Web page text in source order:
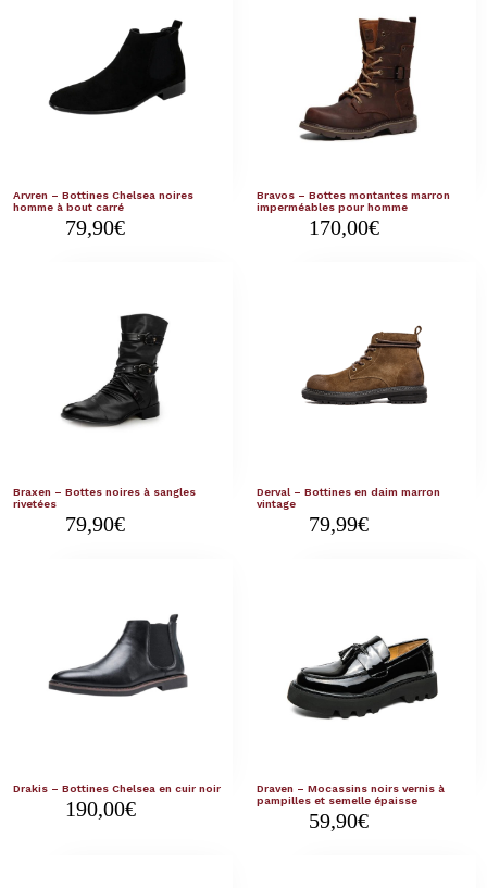
Arvren – Bottines Chelsea noires
homme à bout carré
79,90€
Bravos – Bottes montantes marron
imperméables pour homme
170,00€
Braxen – Bottes noires à sangles
rivetées
79,90€
Derval – Bottines en daim marron
vintage
79,99€
Drakis – Bottines Chelsea en cuir noir
190,00€
Draven – Mocassins noirs vernis à
pampilles et semelle épaisse
59,90€